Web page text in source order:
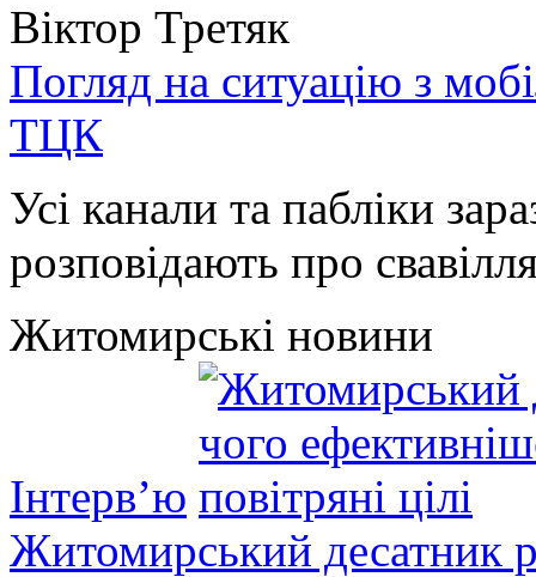
Віктор Третяк
Погляд на ситуацію з
ТЦК
Усі канали та пабліки
розповідають про
Житомирські новини
Інтерв’ю
Житомирський десатник